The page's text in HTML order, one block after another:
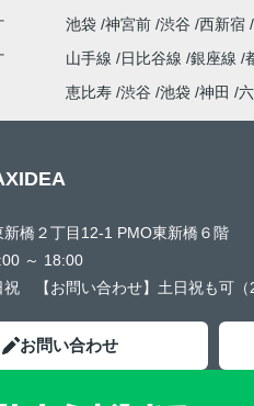
池袋 神宮前 渋谷 西新宿
山手線 日比谷線 銀座線
恵比寿 渋谷 池袋 神田
新橋２丁目12-1 PMO東新橋６階
～ 18:00
祝 【お問い合わせ】土日祝も可（
お問い合わせ